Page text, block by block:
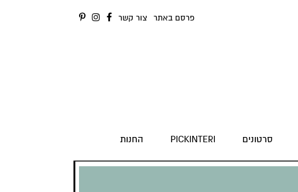
פרסם באתר צור קשר
סרטונים PICKINTERI החנות